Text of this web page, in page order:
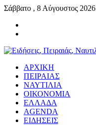
Σάββατο , 8 Αύγουστος 2026
ΑΡΧΙΚΗ
ΠΕΙΡΑΙΑΣ
ΝΑΥΤΙΛΙΑ
ΟΙΚΟΝΟΜΙΑ
ΕΛΛΑΔΑ
AGENDA
ΕΙΔΗΣΕΙΣ